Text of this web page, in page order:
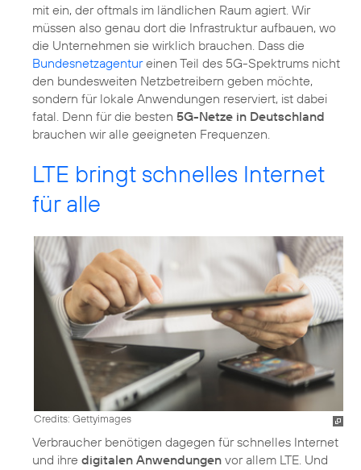
mit ein, der oftmals im ländlichen Raum agiert. Wir
müssen also genau dort die Infrastruktur aufbauen, wo
die Unternehmen sie wirklich brauchen. Dass die
Bundesnetzagentureinen Teil des 5G-Spektrums nicht
den bundesweiten Netzbetreibern geben möchte,
sondern für lokale Anwendungen reserviert, ist dabei
fatal. Denn für die besten 5G-Netze in Deutschland
brauchen wir alle geeigneten Frequenzen.
LTE bringt schnelles Internet
für alle
Credits: Gettyimages
Verbraucher benötigen dagegen für schnelles Internet
und ihre digitalen Anwendungen vor allem LTE. Und